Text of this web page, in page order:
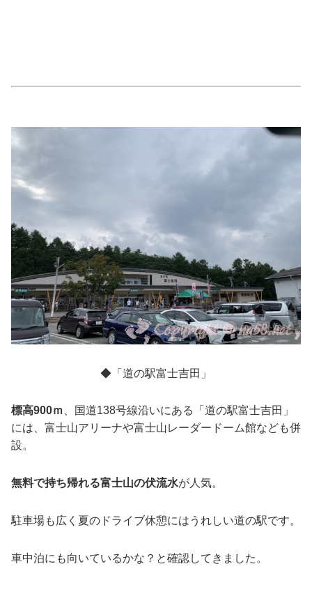
◆「道の駅富士吉田」
標高900ｍ 、国道138号線沿いにある「道の駅富士吉田」
には、富士山アリーナや富士山レーダードーム館なども併
設。
無料で持ち帰れる富士山の伏流水が人気。
駐車場も広く夏のドライブ休憩にはうれしい道の駅です。
車中泊にも向いているかな？と確認してきました。